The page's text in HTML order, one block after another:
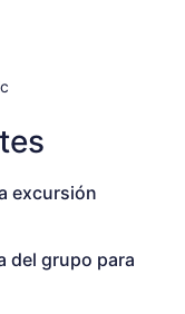
excursión
del grupo para